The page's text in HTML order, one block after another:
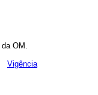
OM.
Vigência